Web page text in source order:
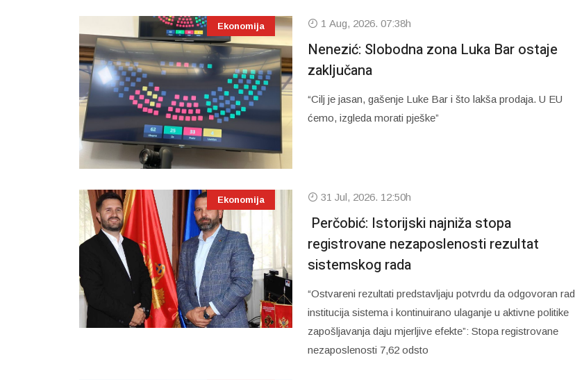
Ekonomija 1 Aug, 2026. 07:38h
Nenezić: Slobodna zona Luka Bar ostaje
zaključana
“Cilj je jasan, gašenje Luke Bar i što lakša prodaja. U EU
ćemo, izgleda morati pješke”
Ekonomija 31 Jul, 2026. 12:50h
Perčobić: Istorijski najniža stopa
registrovane nezaposlenosti rezultat
sistemskog rada
“Ostvareni rezultati predstavljaju potvrdu da odgovoran rad
institucija sistema i kontinuirano ulaganje u aktivne politike
zapošljavanja daju mjerljive efekte”: Stopa registrovane
nezaposlenosti 7,62 odsto